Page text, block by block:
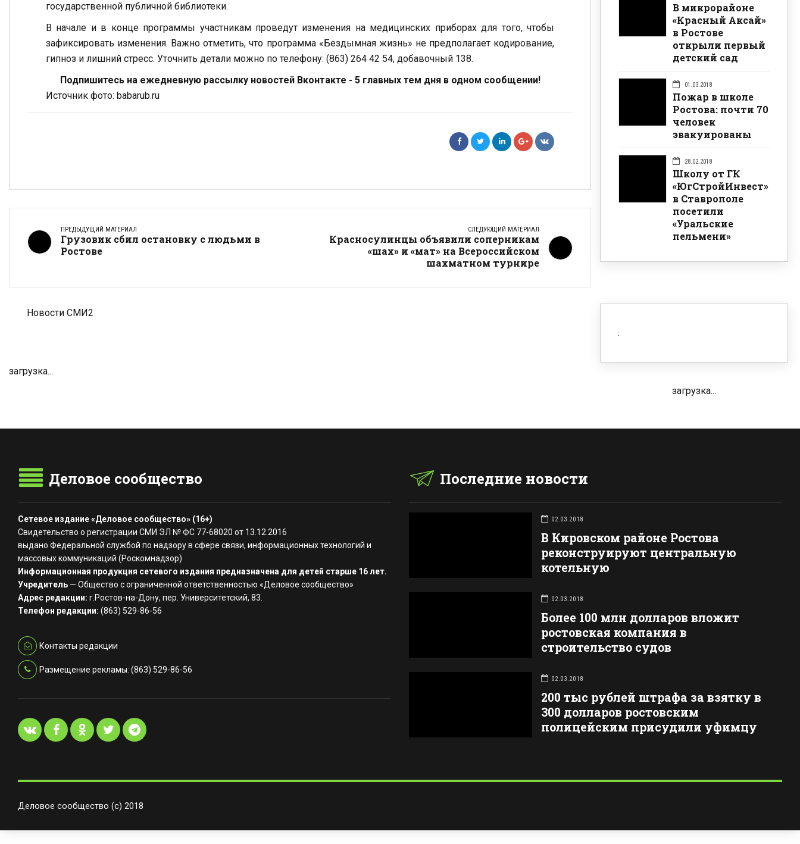
государственной публичной библиотеки.
В начале и в конце программы участникам проведут изменения на медицинских приборах для того, чтобы
зафиксировать изменения. Важно отметить, что программа «Бездымная жизнь» не предполагает кодирование,
гипноз и лишний стресс. Уточнить детали можно по телефону: (863) 264 42 54, добавочный 138.
Подпишитесь на ежедневную рассылку новостей Вконтакте - 5 главных тем дня в одном сообщении!
Источник фото: babarub.ru
ПРЕДЫДУЩИЙ МАТЕРИАЛ
Грузовик сбил остановку с людьми в
Ростове
СЛЕДУЮЩИЙ МАТЕРИАЛ
Красносулинцы объявили соперникам
«шах» и «мат» на Всероссийском
шахматном турнире
Новости СМИ2
загрузка...
В микрорайоне
«Красный Аксай»
в Ростове
открыли первый
детский сад
01.03.2018
Пожар в школе
Ростова: почти 70
человек
эвакуированы
28.02.2018
Школу от ГК
«ЮгСтройИнвест»
в Ставрополе
посетили
«Уральские
пельмени»
загрузка...
Деловое сообщество
Сетевое издание «Деловое сообщество» (16+)
Свидетельство о регистрации СМИ ЭЛ № ФС 77-68020 от 13.12.2016
выдано Федеральной службой по надзору в сфере связи, информационных технологий и
массовых коммуникаций (Роскомнадзор)
Информационная продукция сетевого издания предназначена для детей старше 16 лет.
Учредитель — Общество с ограниченной ответственностью «Деловое сообщество»
Адрес редакции: г.Ростов-на-Дону, пер. Университетский, 83.
Телефон редакции: (863) 529-86-56
Контакты редакции
Размещение рекламы: (863) 529-86-56
Последние новости
02.03.2018
В Кировском районе Ростова
реконструируют центральную
котельную
02.03.2018
Более 100 млн долларов вложит
ростовская компания в
строительство судов
02.03.2018
200 тыс рублей штрафа за взятку в
300 долларов ростовским
полицейским присудили уфимцу
Деловое сообщество (с) 2018